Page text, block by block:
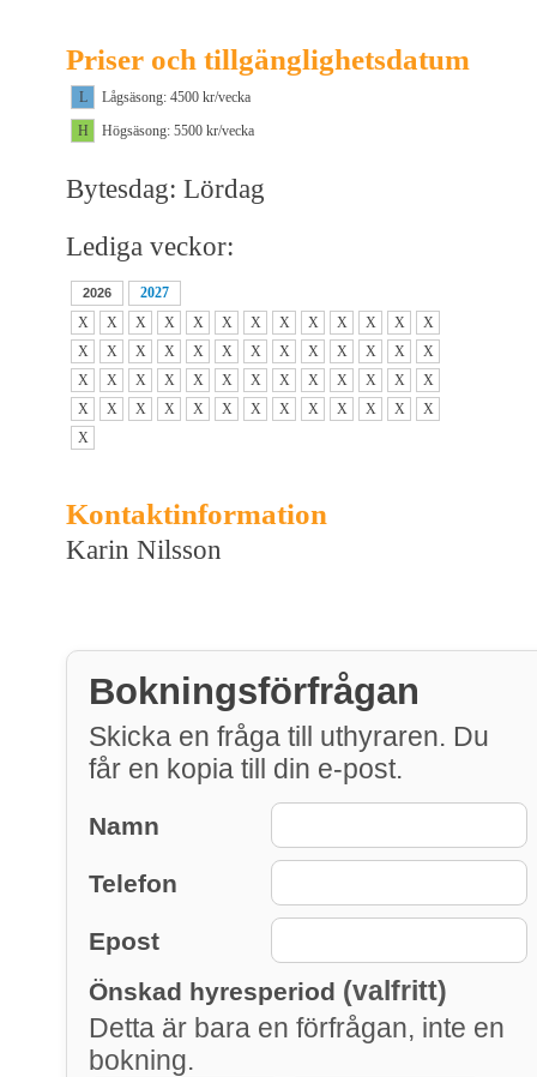
Priser och tillgänglighetsdatum
L
Lågsäsong: 4500 kr/vecka
H
Högsäsong: 5500 kr/vecka
Bytesdag: Lördag
Lediga veckor:
2026
2027
X
X X X X X X X X X X X
X
X
X X X X X X X X X X X
X
X
X X X X X X X X X X X
X
X
X X X X X X X X X X X
X
X
Kontaktinformation
Karin Nilsson
Bokningsförfrågan
Skicka en fråga till uthyraren. Du
får en kopia till din e-post.
Namn
Telefon
Epost
Önskad hyresperiod (valfritt)
Detta är bara en förfrågan, inte en
bokning.